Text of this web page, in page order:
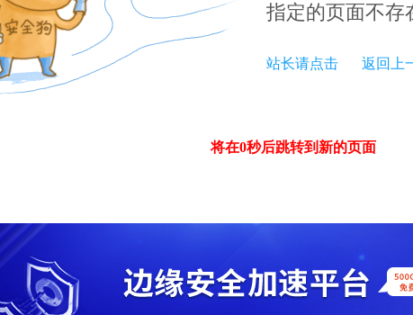
指定的页面不存
站长请点击 返回上